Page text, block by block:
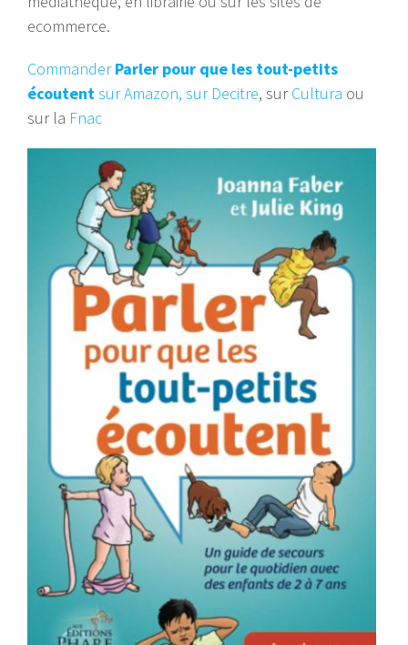
ecommerce.
CommanderParler pour que les tout-petits
écoutentsur Amazon, sur Decitre, surCultura ou
sur la Fnac